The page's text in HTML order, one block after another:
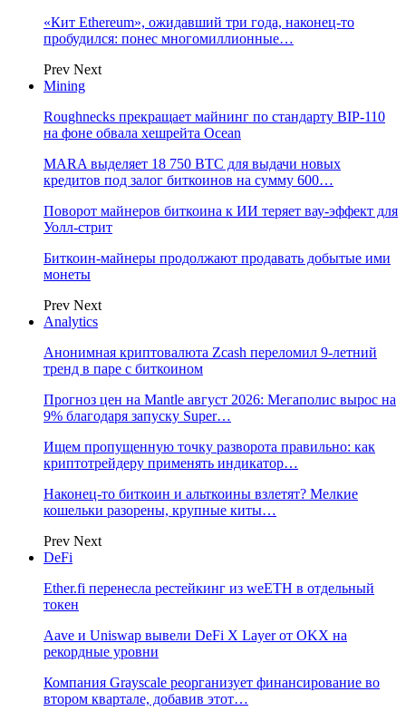
«Кит Ethereum», ожидавший три года, наконец-то
пробудился: понес многомиллионные…
Prev Next
Mining
Roughnecks прекращает майнинг по стандарту BIP-110
на фоне обвала хешрейта Ocean
MARA выделяет 18 750 BTC для выдачи новых
кредитов под залог биткоинов на сумму 600…
Поворот майнеров биткоина к ИИ теряет вау-эффект для
Уолл-стрит
Биткоин-майнеры продолжают продавать добытые ими
монеты
Prev Next
Analytics
Анонимная криптовалюта Zcash переломил 9-летний
тренд в паре с биткоином
Прогноз цен на Mantle август 2026: Мегаполис вырос на
9% благодаря запуску Super…
Ищем пропущенную точку разворота правильно: как
криптотрейдеру применять индикатор…
Наконец-то биткоин и альткоины взлетят? Мелкие
кошельки разорены, крупные киты…
Prev Next
DeFi
Ether.fi перенесла рестейкинг из weETH в отдельный
токен
Aave и Uniswap вывели DeFi X Layer от OKX на
рекордные уровни
Компания Grayscale реорганизует финансирование во
втором квартале, добавив этот…